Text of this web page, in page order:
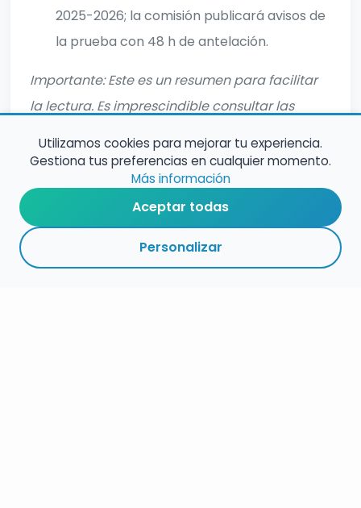
2025-2026; la comisión publicará avisos de
la prueba con 48 h de antelación.
Importante: Este es un resumen para facilitar
la lectura. Es imprescindible consultar las
RESUMEN PLAZOS ESPECIALIDAD ENLACES SEGUIR
Utilizamos cookies para mejorar tu experiencia.
Gestiona tus preferencias en cualquier momento.
Más información
Aceptar todas
Personalizar